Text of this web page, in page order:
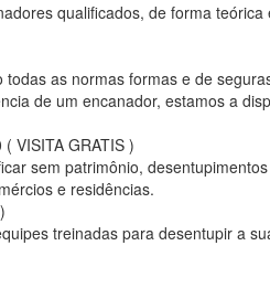
qualificados, de forma
as normas formas e de
de um encanador, estamos a
VISITA GRATIS )
sem patrimônio,
e residências.
treinadas para desentupir a